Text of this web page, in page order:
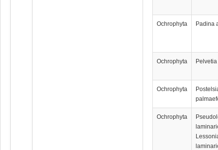
Ochrophyta Padina
Ochrophyta
Ochrophyta
Ochrophyta